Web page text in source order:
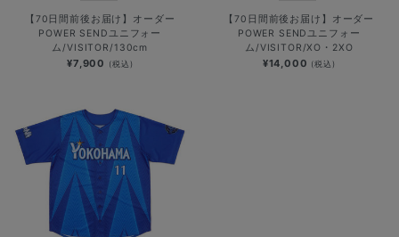
【70日間前後お届け】オーダー
POWER SENDユニフォー
ム/VISITOR/130cm
¥7,900 (税込)
【70日間前後お届け】オーダー
POWER SENDユニフォー
ム/VISITOR/XO・2XO
¥14,000 (税込)